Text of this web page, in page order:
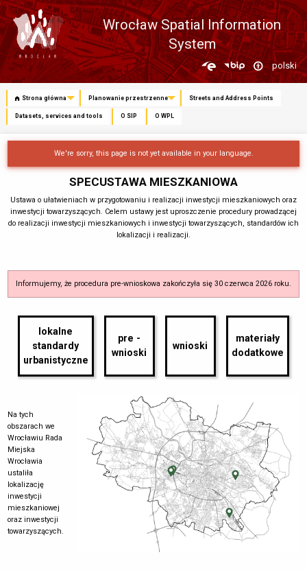
Wrocław Spatial Information
System
Zmień
język
polski
Strona główna Planowanie przestrzenne Streets and Address Points
Datasets, services and tools O SIP O WPL
We're sorry, this page is not yet available in your language.
SPECUSTAWA MIESZKANIOWA
Ustawa o ułatwieniach w przygotowaniu i realizacji inwestycji mieszkaniowych oraz
inwestycji towarzyszących. Celem ustawy jest uproszczenie procedury prowadzącej
do realizacji inwestycji mieszkaniowych i inwestycji towarzyszących, standardów ich
lokalizacji i realizacji.
Informujemy, że procedura pre-wnioskowa zakończyła się 30 czerwca 2026 roku.
lokalne
standardy
urbanistyczne
pre -
wnioski
wnioski
materiały
dodatkowe
Na tych
obszarach we
Wrocławiu Rada
Miejska
Wrocławia
ustaliła
lokalizację
inwestycji
mieszkaniowej
oraz inwestycji
towarzyszących.